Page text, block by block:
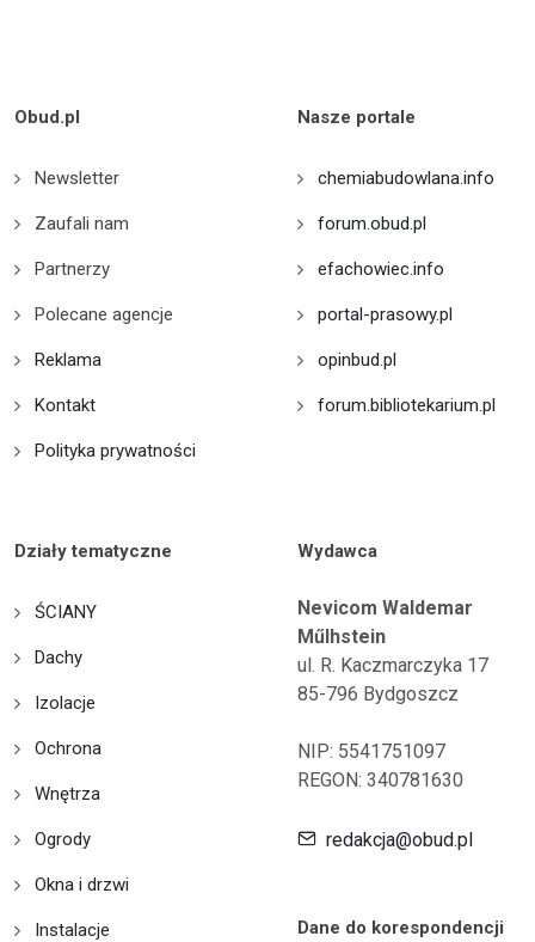
Obud.pl
Newsletter
Zaufali nam
Partnerzy
Polecane agencje
Reklama
Kontakt
Polityka prywatności
Nasze portale
chemiabudowlana.info
forum.obud.pl
efachowiec.info
portal-prasowy.pl
opinbud.pl
forum.bibliotekarium.pl
Działy tematyczne
ŚCIANY
Dachy
Izolacje
Ochrona
Wnętrza
Ogrody
Okna i drzwi
Instalacje
Wydawca
Nevicom Waldemar
Műlhstein
ul. R. Kaczmarczyka 17
85-796 Bydgoszcz
NIP: 5541751097
REGON: 340781630
redakcja@obud.pl
Dane do korespondencji